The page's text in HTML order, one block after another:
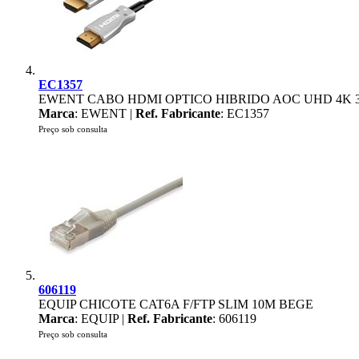
EC1357
EWENT CABO HDMI OPTICO HIBRIDO AOC UHD 4K
Marca: EWENT | Ref. Fabricante: EC1357
Preço sob consulta
606119
EQUIP CHICOTE CAT6A F/FTP SLIM 10M BEGE
Marca: EQUIP | Ref. Fabricante: 606119
Preço sob consulta